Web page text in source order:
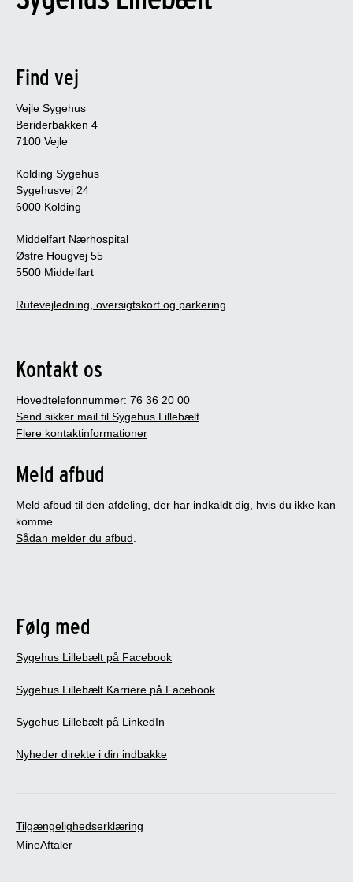
Find vej
Vejle Sygehus
Beriderbakken 4
7100 Vejle
Kolding Sygehus
Sygehusvej 24
6000 Kolding
Middelfart Nærhospital
Østre Hougvej 55
5500 Middelfart
Rutevejledning, oversigtskort og parkering
Kontakt os
Hovedtelefonnummer: 76 36 20 00
Send sikker mail til Sygehus Lillebælt
Flere kontaktinformationer
Meld afbud
Meld afbud til den afdeling, der har indkaldt dig, hvis du ikke kan
komme.
Sådan melder du afbud.
Følg med
Sygehus Lillebælt på Facebook
Sygehus Lillebælt Karriere på Facebook
Sygehus Lillebælt på LinkedIn
Nyheder direkte i din indbakke
Tilgængelighedserklæring
MineAftaler